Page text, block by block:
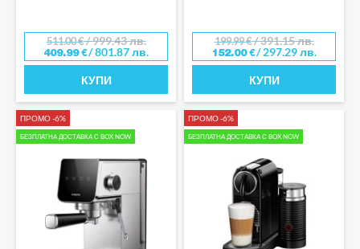
511.00€/ 999.43 лв.
409.99€/ 801.87 лв.
КУПИ
199.99€/ 391.15 лв.
152.00€/ 297.29 лв.
КУПИ
ПРОМО -6%
БЕЗПЛАТНА ДОСТАВКА С BOX NOW
ПРОМО -6%
БЕЗПЛАТНА ДОСТАВКА С BOX NOW